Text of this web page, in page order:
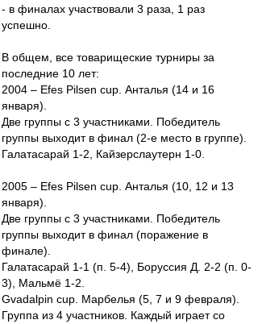
- в финалах участвовали 3 раза, 1 раз
успешно.
В общем, все товарищеские турниры за
последние 10 лет:
2004 – Efes Pilsen cup. Анталья (14 и 16
января).
Две группы с 3 участниками. Победитель
группы выходит в финал (2-е место в группе).
Галатасарай 1-2, Кайзерслаутерн 1-0.
2005 – Efes Pilsen cup. Анталья (10, 12 и 13
января).
Две группы с 3 участниками. Победитель
группы выходит в финал (поражение в
финале).
Галатасарай 1-1 (п. 5-4), Боруссия Д. 2-2 (п. 0-
3), Мальмё 1-2.
Gvadalpin cup. Марбелья (5, 7 и 9 февраля).
Группа из 4 участников. Каждый играет со